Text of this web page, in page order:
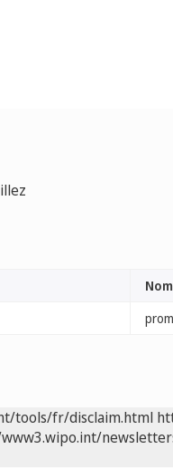
tools/fr/disclaim.html